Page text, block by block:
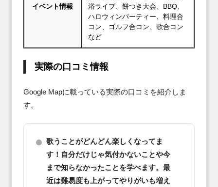
イベント情報
浴ライブ、餅つき大会、BBQ、
ハロウィンパーティー、料理合
コン、ゴルフ合コン、歌合コン
など
実際の口コミ情報
Google Mapに載っている実際の口コミを紹介しま
す。
歌うことがどんどん楽しくなってま
す！自分だけじゃ気付かないことや今
まで知らなかったことを学べます。最
近は難易度も上がってやりがいも増え